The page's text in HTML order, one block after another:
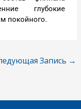
глубокие
покойного.
Запись →